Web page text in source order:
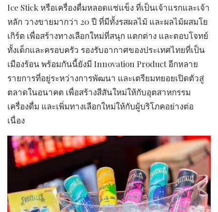
Ice Stick หรือเครื่องดื่มหลอดแช่แข็ง ที่เป็นเจ้าแรกและเจ้า
หลัก วางขายมากว่า 20 ปี ที่มีทั้งรสผลไม้ และผลไม้ผสมโย
เกิร์ต เพื่อสร้างทางเลือกใหม่ที่สนุก แตกต่าง และตอบโจทย์
ทั้งเด็กและครอบครัว รองรับอากาศของประเทศไทยที่เป็น
เมืองร้อน พร้อมกันนี้ยังมี Innovation Product อีกหลาย
รายการที่อยู่ระหว่างการพัฒนา และเตรียมทยอยเปิดตัวสู่
ตลาดในอนาคต เพื่อสร้างสีสันใหม่ให้กับอุตสาหกรรม
เครื่องดื่ม และเพิ่มทางเลือกใหม่ให้กับผู้บริโภคอย่างต่อ
เนื่อง